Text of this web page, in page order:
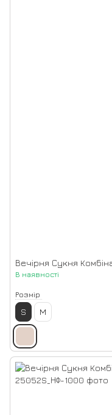
Вечірня Сукня
В наявності
Розмір
S M